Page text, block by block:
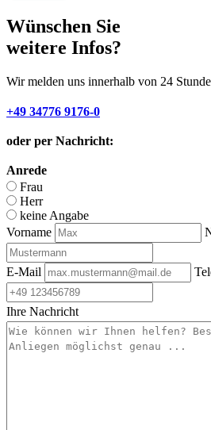
Wünschen Sie
weitere Infos?
Wir melden uns innerhalb von 24
+49 34776 9176-0
oder per Nachricht:
Anrede
Frau
Herr
keine Angabe
Vorname
E-Mail
Ihre Nachricht